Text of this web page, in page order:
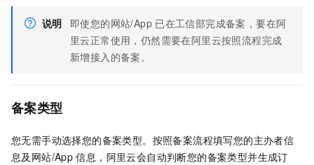
说明 即使您的网站/App 已在工信部完成备案，要在阿
里云正常使用，仍然需要在阿里云按照流程完成
新增接入的备案。
备案类型
您无需手动选择您的备案类型。按照备案流程填写您的主办者信
息及网站/App 信息，阿里云会自动判断您的备案类型并生成订